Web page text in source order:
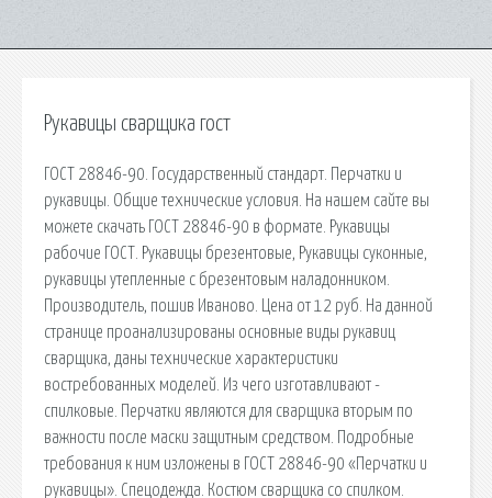
Рукавицы сварщика гост
ГОСТ 28846-90. Государственный стандарт. Перчатки и
рукавицы. Общие технические условия. На нашем сайте вы
можете скачать ГОСТ 28846-90 в формате. Рукавицы
рабочие ГОСТ. Рукавицы брезентовые, Рукавицы суконные,
рукавицы утепленные с брезентовым наладонником.
Производитель, пошив Иваново. Цена от 12 руб. На данной
странице проанализированы основные виды рукавиц
сварщика, даны технические характеристики
востребованных моделей. Из чего изготавливают -
спилковые. Перчатки являются для сварщика вторым по
важности после маски защитным средством. Подробные
требования к ним изложены в ГОСТ 28846-90 «Перчатки и
рукавицы». Спецодежда. Костюм сварщика со спилком.